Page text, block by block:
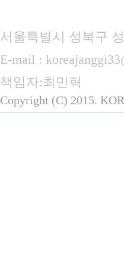
서울특별시 성북구 성
E-mail :
책임자:최민혁
Copyright (C) 2015.